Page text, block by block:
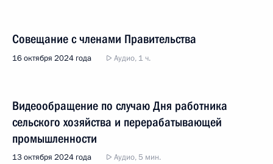
Совещание с членами Правительства
16 октября 2024 года Аудио, 1 ч.
Видеообращение по случаю Дня работника
сельского хозяйства и перерабатывающей
промышленности
13 октября 2024 года Аудио, 5 мин.